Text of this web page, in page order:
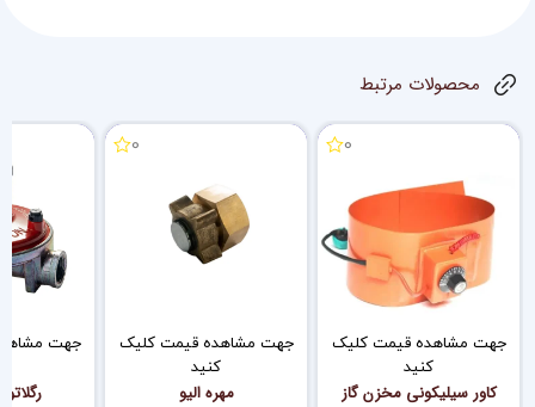
محصولات مرتبط
0
جهت مشاهده قیمت کلیک
کنید
کاور سیلیکونی مخزن گاز
0
جهت مشاهده قیمت کلیک
کنید
مهره الیو
جهت